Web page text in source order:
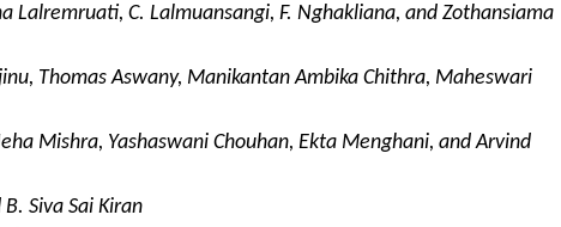
Lalremruati, C. Lalmuansangi, F. Nghakliana, and Zothansiama
Thomas Aswany, Manikantan Ambika Chithra, Maheswari
Mishra, Yashaswani Chouhan, Ekta Menghani, and Arvind
Siva Sai Kiran